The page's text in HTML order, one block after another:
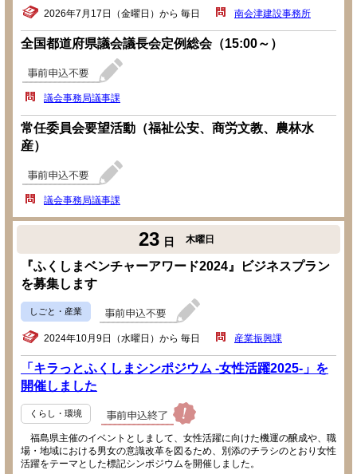
2026年7月17日（金曜日）から 毎日 南会津建設事務所
全国都道府県議会議長会定例総会（15:00～）
議会事務局議事課
常任委員会要望活動（福祉公安、商労文教、農林水
産）
議会事務局議事課
23 日 木曜日
『ふくしまベンチャーアワード2024』ビジネスプラン
を募集します
しごと・産業
2024年10月9日（水曜日）から 毎日 産業振興課
「キラっとふくしまシンポジウム -女性活躍2025-」を
開催しました
くらし・環境
福島県主催のイベントとしまして、女性活躍に向けた機運の醸成や、職
場・地域における男女の意識改革を図るため、別添のチラシのとおり女性
活躍をテーマとした標記シンポジウムを開催しました。